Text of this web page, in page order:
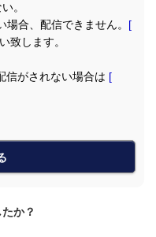
。
合、配信できません。 [
致します。
信がされない場合は [
か？